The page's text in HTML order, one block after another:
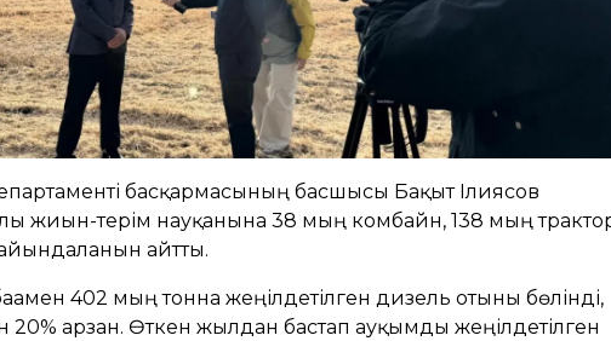
басқармасының басшысы Бақыт Ілиясов
жиын-терім науқанына 38 мың комбайн, 138 мың
айтты.
402 мың тонна жеңілдетілген дизель отыны бөлінді,
20% арзан. Өткен жылдан бастап ауқымды жеңілдетілген